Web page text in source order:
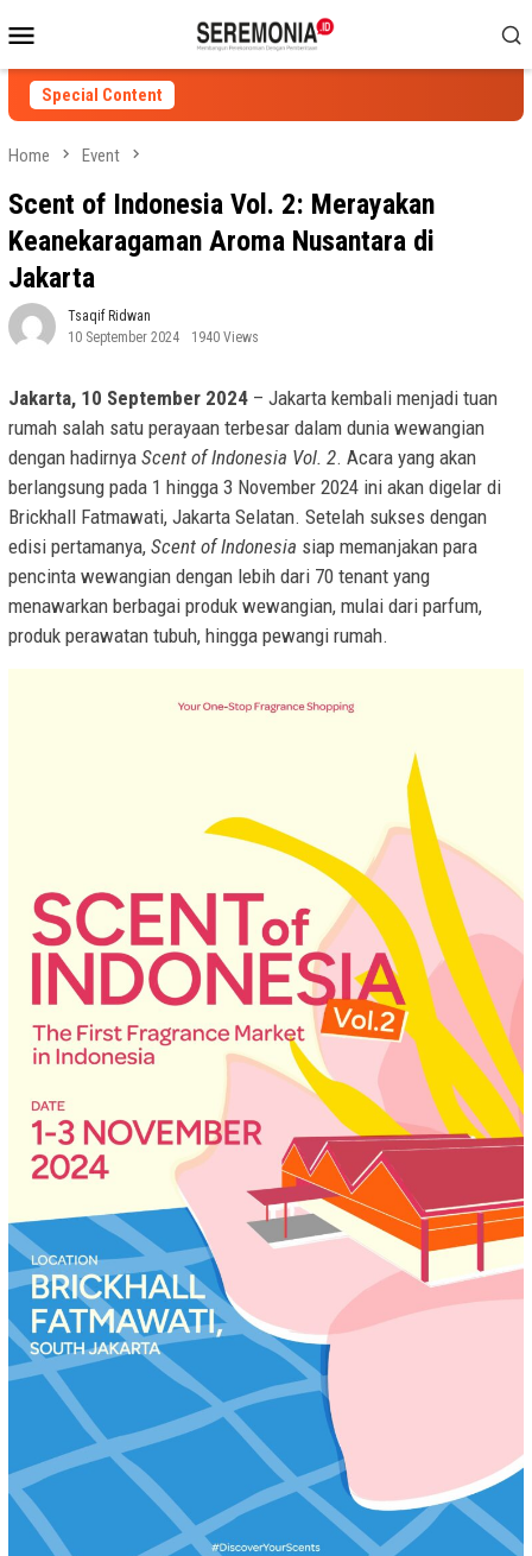
to
contentMenu
Special Content
Home Event
Scent of Indonesia Vol. 2: Merayakan
Keanekaragaman Aroma Nusantara di
Jakarta
Tsaqif Ridwan
10 September 2024
1940 Views
Jakarta, 10 September 2024 – Jakarta kembali menjadi tuan
rumah salah satu perayaan terbesar dalam dunia wewangian
dengan hadirnya Scent of Indonesia Vol. 2. Acara yang akan
berlangsung pada 1 hingga 3 November 2024 ini akan digelar di
Brickhall Fatmawati, Jakarta Selatan. Setelah sukses dengan
edisi pertamanya, Scent of Indonesia siap memanjakan para
pencinta wewangian dengan lebih dari 70 tenant yang
menawarkan berbagai produk wewangian, mulai dari parfum,
produk perawatan tubuh, hingga pewangi rumah.